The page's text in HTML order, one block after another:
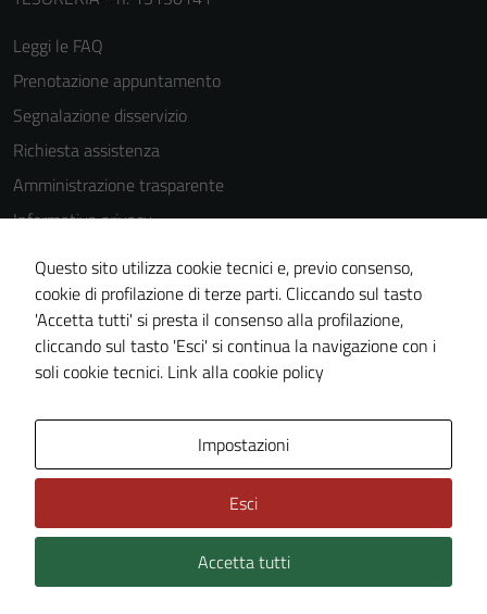
Leggi le FAQ
Prenotazione appuntamento
Segnalazione disservizio
Richiesta assistenza
Amministrazione trasparente
Informativa privacy
Cookie Policy
Note legali
Dichiarazione di accessibilità
Piano di miglioramento del sito
Technical Design s.r.l.
Questo sito utilizza cookie tecnici e, previo consenso,
cookie di profilazione di terze parti. Cliccando sul tasto
'Accetta tutti' si presta il consenso alla profilazione,
cliccando sul tasto 'Esci' si continua la navigazione con i
soli cookie tecnici. Link alla cookie policy
Impostazioni
Esci
Accetta tutti